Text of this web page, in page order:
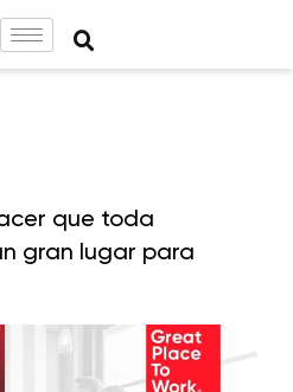
que toda
gran lugar para